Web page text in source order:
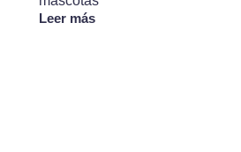
Leer más